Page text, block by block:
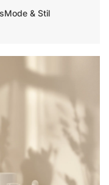
Mode & Stil